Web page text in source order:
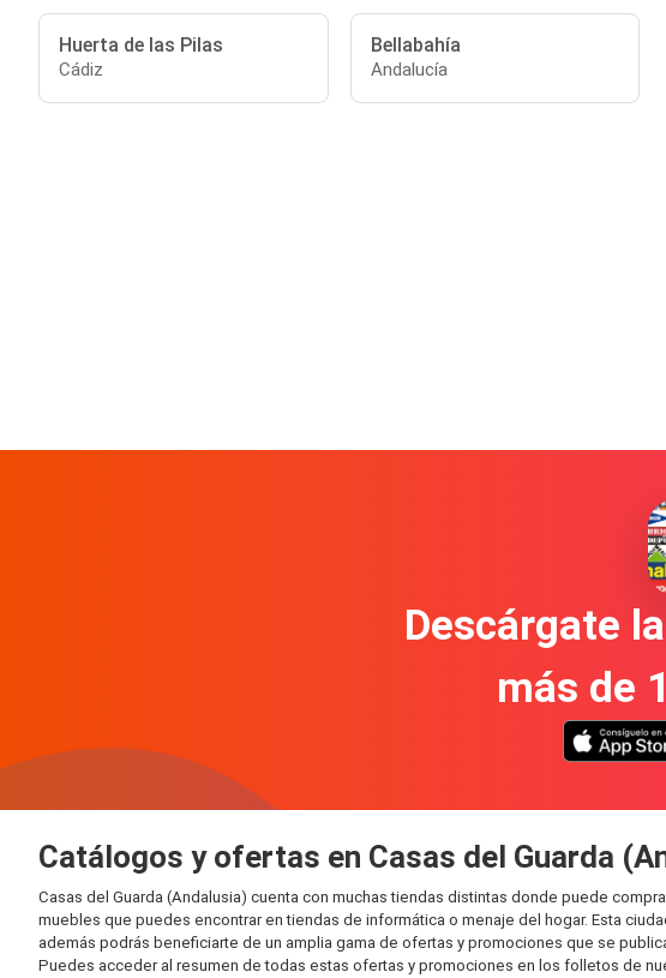
Huerta de las Pilas
Cádiz
Bellabahía
Andalucía
Descárgate
más de
Catálogos y ofertas en Casas del Guarda
Casas del Guarda (Andalusia) cuenta con muchas tiendas distintas donde puede
muebles que puedes encontrar en tiendas de informática o menaje del hogar. Esta
además podrás beneficiarte de un amplia gama de ofertas y promociones que se
Puedes acceder al resumen de todas estas ofertas y promociones en los folletos de